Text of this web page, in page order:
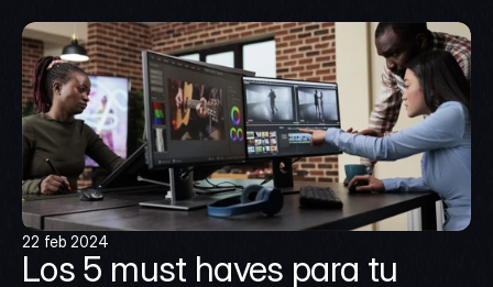
22 feb 2024
Los 5 must haves para tu